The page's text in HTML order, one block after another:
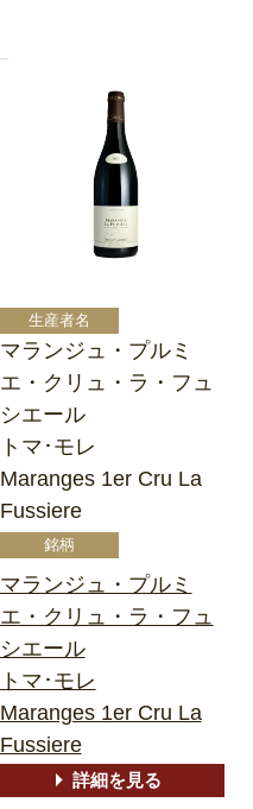
マランジュ・プルミ
エ・クリュ・ラ・フュ
シエール
トマ･モレ
Maranges 1er Cru La
Fussiere
マランジュ・プルミ
エ・クリュ・ラ・フュ
シエール
トマ･モレ
Maranges 1er Cru La
Fussiere
詳細を見る